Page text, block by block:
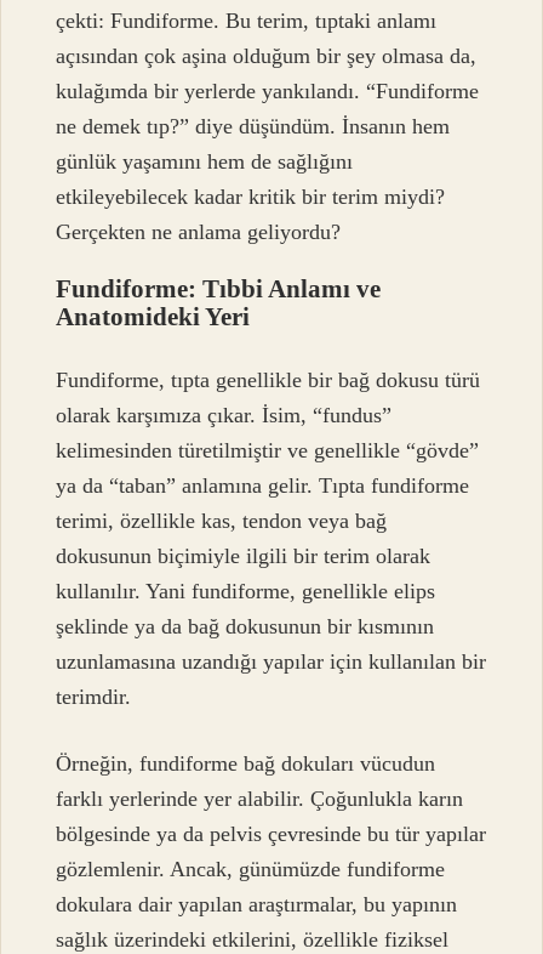
çekti: Fundiforme. Bu terim, tıptaki anlamı
açısından çok aşina olduğum bir şey olmasa da,
kulağımda bir yerlerde yankılandı. “Fundiforme
ne demek tıp?” diye düşündüm. İnsanın hem
günlük yaşamını hem de sağlığını
etkileyebilecek kadar kritik bir terim miydi?
Gerçekten ne anlama geliyordu?
Fundiforme: Tıbbi Anlamı ve
Anatomideki Yeri
Fundiforme, tıpta genellikle bir bağ dokusu türü
olarak karşımıza çıkar. İsim, “fundus”
kelimesinden türetilmiştir ve genellikle “gövde”
ya da “taban” anlamına gelir. Tıpta fundiforme
terimi, özellikle kas, tendon veya bağ
dokusunun biçimiyle ilgili bir terim olarak
kullanılır. Yani fundiforme, genellikle elips
şeklinde ya da bağ dokusunun bir kısmının
uzunlamasına uzandığı yapılar için kullanılan bir
terimdir.
Örneğin, fundiforme bağ dokuları vücudun
farklı yerlerinde yer alabilir. Çoğunlukla karın
bölgesinde ya da pelvis çevresinde bu tür yapılar
gözlemlenir. Ancak, günümüzde fundiforme
dokulara dair yapılan araştırmalar, bu yapının
sağlık üzerindeki etkilerini, özellikle fiziksel